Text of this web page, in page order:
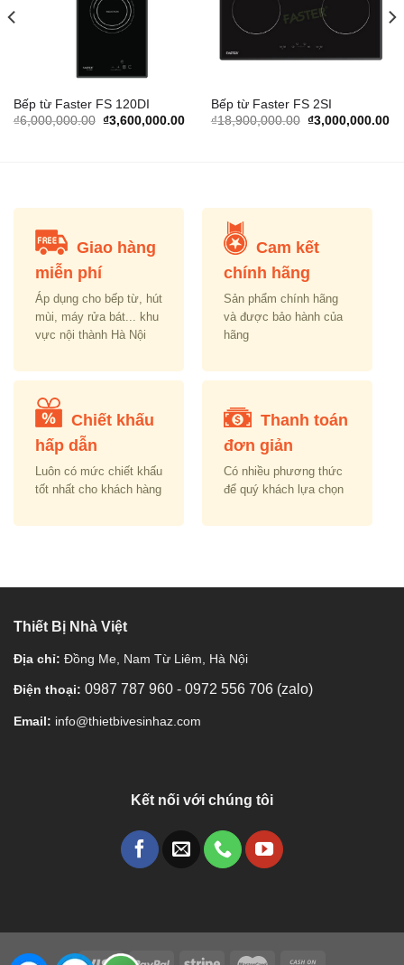
Bếp từ Faster FS 120DI
₫6,000,000.00 Original
₫3,600,000.00Current
Wishlist
Bếp từ Faster FS 2SI
₫18,900,000.00 Original
₫3,000,000.00
Giao hàng
miễn phí
Áp dụng cho bếp từ, hút
mùi, máy rửa bát... khu
vực nội thành Hà Nội
Cam kết
chính hãng
Sản phẩm chính hãng
và được bảo hành của
hãng
Chiết khấu
hấp dẫn
Luôn có mức chiết khấu
tốt nhất cho khách hàng
Thanh toán
đơn giản
Có nhiều phương thức
để quý khách lựa chọn
Thiết Bị Nhà Việt
Địa chỉ: Đồng Me, Nam Từ Liêm, Hà Nội
Điện thoại: 0987 787 960 - 0972 556 706 (zalo)
Email: info@thietbivesinhaz.com
Kết nối với chúng tôi